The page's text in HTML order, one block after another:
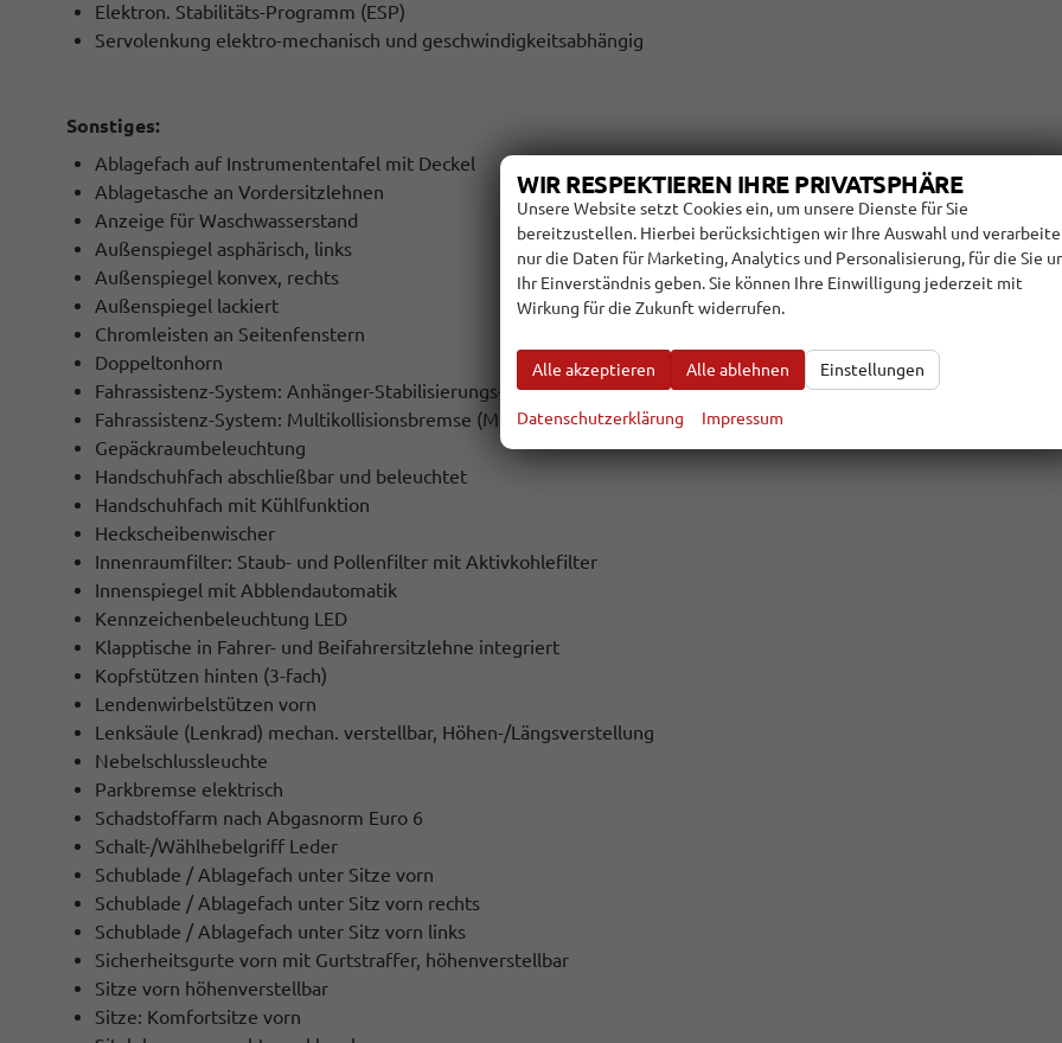
Elektron. Stabilitäts-Programm (ESP)
Servolenkung elektro-mechanisch und geschwindigkeitsabhängig
Sonstiges:
Ablagefach auf Instrumententafel mit Deckel
Ablagetasche an Vordersitzlehnen
Anzeige für Waschwasserstand
Außenspiegel asphärisch, links
Außenspiegel konvex, rechts
Außenspiegel lackiert
Chromleisten an Seitenfenstern
Doppeltonhorn
Fahrassistenz-System: Anhänger-Stabilisierungs-Programm
Fahrassistenz-System: Multikollisionsbremse (Multi Collision Brake)
Gepäckraumbeleuchtung
Handschuhfach abschließbar und beleuchtet
Handschuhfach mit Kühlfunktion
Heckscheibenwischer
Innenraumfilter: Staub- und Pollenfilter mit Aktivkohlefilter
Innenspiegel mit Abblendautomatik
Kennzeichenbeleuchtung LED
Klapptische in Fahrer- und Beifahrersitzlehne integriert
Kopfstützen hinten (3-fach)
Lendenwirbelstützen vorn
Lenksäule (Lenkrad) mechan. verstellbar, Höhen-/Längsverstellung
Nebelschlussleuchte
Parkbremse elektrisch
Schadstoffarm nach Abgasnorm Euro 6
Schalt-/Wählhebelgriff Leder
Schublade / Ablagefach unter Sitze vorn
Schublade / Ablagefach unter Sitz vorn rechts
Schublade / Ablagefach unter Sitz vorn links
Sicherheitsgurte vorn mit Gurtstraffer, höhenverstellbar
Sitze vorn höhenverstellbar
Sitze: Komfortsitze vorn
WIR RESPEKTIEREN IHRE PRIVATSPHÄRE
Unsere Website setzt Cookies ein, um unsere Dienste für Sie
bereitzustellen. Hierbei berücksichtigen wir Ihre Auswahl und
nur die Daten für Marketing, Analytics und Personalisierung, für die Sie
Ihr Einverständnis geben. Sie können Ihre Einwilligung jederzeit mit
Wirkung für die Zukunft widerrufen.
Alle akzeptieren Alle ablehnen Einstellungen
Datenschutzerklärung Impressum